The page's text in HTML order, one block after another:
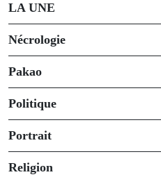
LA UNE
Nécrologie
Pakao
Politique
Portrait
Religion